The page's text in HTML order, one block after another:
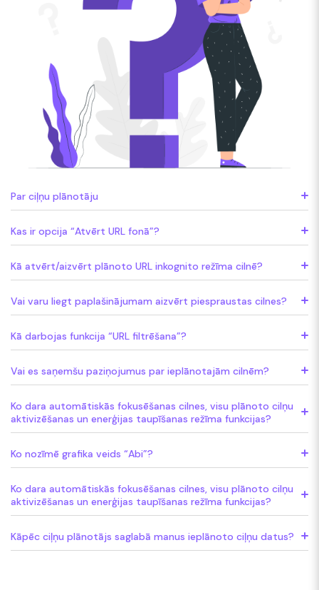
Par ciļņu plānotāju
Kas ir opcija “Atvērt URL fonā”?
Kā atvērt/aizvērt plānoto URL inkognito režīma cilnē?
Vai varu liegt paplašinājumam aizvērt piespraustas cilnes?
Kā darbojas funkcija “URL filtrēšana”?
Vai es saņemšu paziņojumus par ieplānotajām cilnēm?
Ko dara automātiskās fokusēšanas cilnes, visu plānoto cilņu
aktivizēšanas un enerģijas taupīšanas režīma funkcijas?
Ko nozīmē grafika veids “Abi”?
Ko dara automātiskās fokusēšanas cilnes, visu plānoto cilņu
aktivizēšanas un enerģijas taupīšanas režīma funkcijas?
Kāpēc ciļņu plānotājs saglabā manus ieplānoto ciļņu datus?